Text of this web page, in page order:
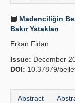
Madenciliğin
Bakır Yatakları
Erkan Fi̇dan
Issue: December
DOI: 10.37879/
Abstract